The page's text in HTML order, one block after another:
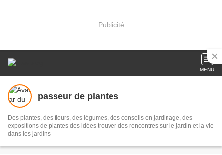
Publicité
MENU
passeur de plantes
Des plantes, des fleurs, des légumes, des conseils en jardinage, des
expositions de plantes des idées trouver des rencontres sur le jardin et la vie
dans les jardins